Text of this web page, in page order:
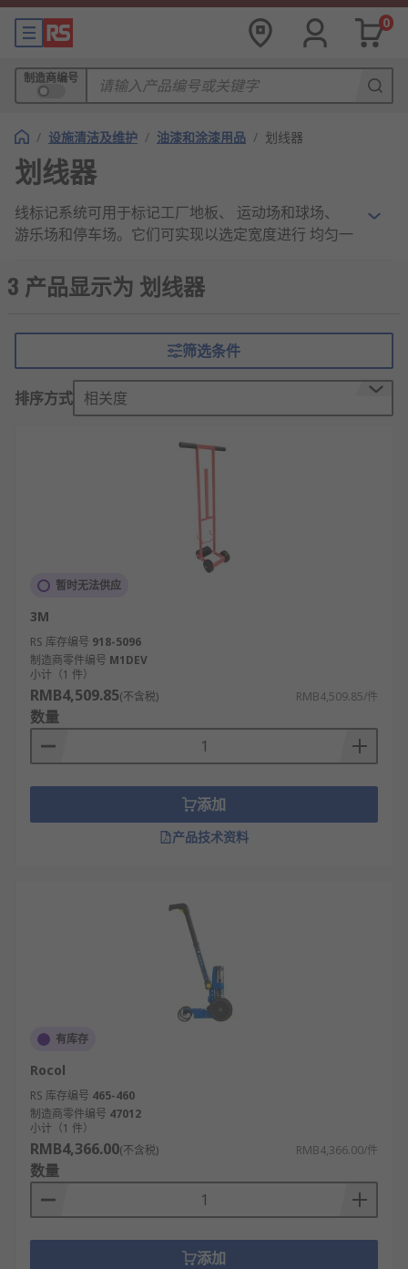
0
制造商编号
/ 设施清洁及维护 / 油漆和涂漆用品 / 划线器
划线器
线标记系统可用于标记工厂地板、 运动场和球场、
游乐场和停车场。它们可实现以选定宽度进行 均匀一
线标记器可用作移动设备或在喷漆时用作手持式附
宽度。
3 产品显示为 划线器
筛选条件
排序方式 相关度
暂时无法供应
3M
RS 库存编号 918-5096
制造商零件编号 M1DEV
小计（1 件）
RMB4,509.85(不含税) RMB4,509.85/件
数量
添加
产品技术资料
有库存
Rocol
RS 库存编号 465-460
制造商零件编号 47012
小计（1 件）
RMB4,366.00(不含税) RMB4,366.00/件
数量
添加